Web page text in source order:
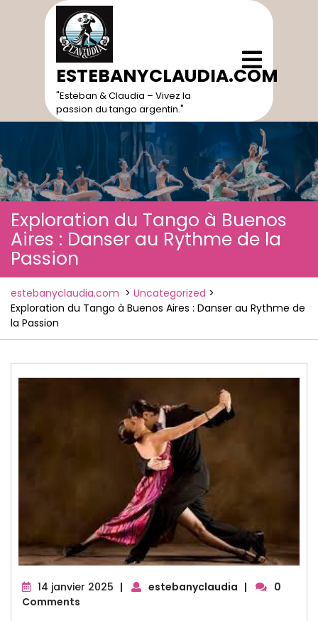
ESTEBANYCLAUDIA.COM
"Esteban & Claudia – Vivez la
passion du tango argentin."
Open
Menu
Exploration du Tango à Buenos
Aires : Danser au Rythme de la
Passion
estebanyclaudia.com > Uncategorized >
Exploration du Tango à Buenos Aires : Danser au Rythme de
la Passion
14 janvier 2025 14| estebanyclaudia |
0
Comments